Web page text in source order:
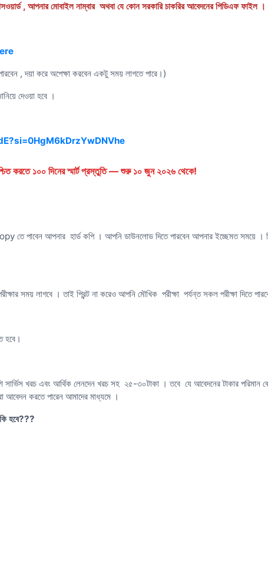
, আপনার মোবাইল নাম্বার অথবা যে কোন সরকারি চাকরির আবেদনের পিডিএফ ফাইল ।
, দয়া করে অপেক্ষা করবেন একটু সময় লাগতে পারে।)
দেওয়া হবে ।
করতে ১০০ দিনের স্মার্ট প্রস্তুতি — শুরু ১০ জুন ২০২৬ থেকে!
পাবেন আপনার হার্ড কপি । আপনি ডাউনলোড দিতে পারবেন আপনার ইচ্ছেমত সময়ে ।
সময় লাগবে । তাই প্রিন্ট না করেও আপনি মৌখিক পরীক্ষা পর্যন্ত সকল পরীক্ষা দিতে
হবে।
সার্ভিস খরচ এবং আর্থিক লেনদেন খরচ সহ ২৫-৩০টাকা । তবে যে আবেদনের টাকার পরিমান
আবেদন করতে পারেন আমাদের মাধ্যমে ।
হবে???